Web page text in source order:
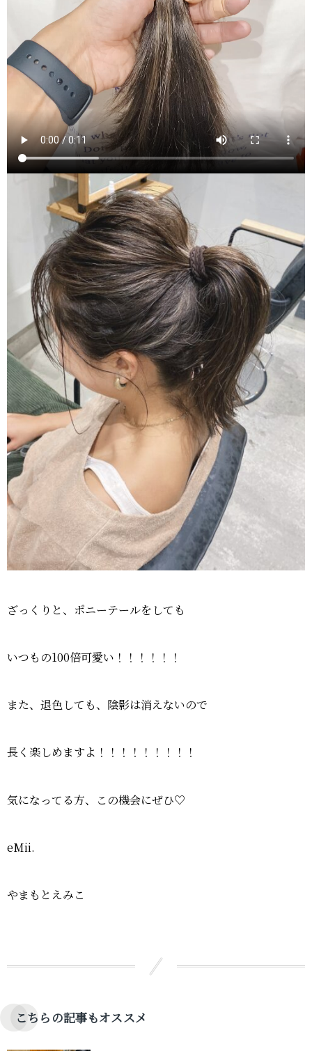
ざっくりと、ポニーテールをしても
いつもの100倍可愛い！！！！！！
また、退色しても、陰影は消えないので
長く楽しめますよ！！！！！！！！！
気になってる方、この機会にぜひ♡
eMii.
やまもとえみこ
こちらの記事もオススメ